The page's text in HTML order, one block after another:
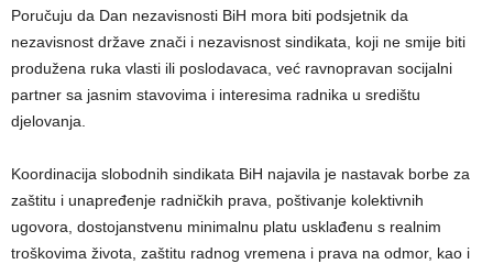
Poručuju da Dan nezavisnosti BiH mora biti podsjetnik da
nezavisnost države znači i nezavisnost sindikata, koji ne smije biti
produžena ruka vlasti ili poslodavaca, već ravnopravan socijalni
partner sa jasnim stavovima i interesima radnika u središtu
djelovanja.
Koordinacija slobodnih sindikata BiH najavila je nastavak borbe za
zaštitu i unapređenje radničkih prava, poštivanje kolektivnih
ugovora, dostojanstvenu minimalnu platu usklađenu s realnim
troškovima života, zaštitu radnog vremena i prava na odmor, kao i